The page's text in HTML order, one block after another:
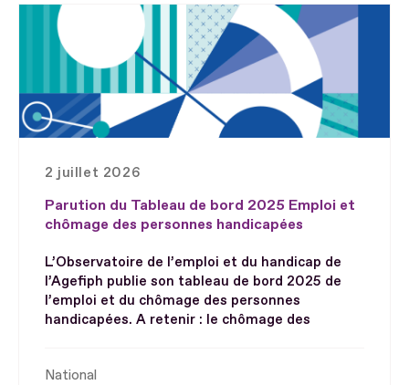
2 juillet 2026
Parution du Tableau de bord 2025 Emploi et
chômage des personnes handicapées
L’Observatoire de l’emploi et du handicap de
l’Agefiph publie son tableau de bord 2025 de
l’emploi et du chômage des personnes
handicapées. A retenir : le chômage des
National